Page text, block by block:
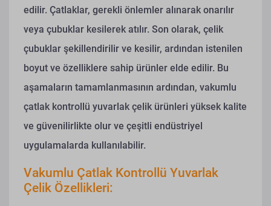
edilir. Çatlaklar, gerekli önlemler alınarak onarılır
veya çubuklar kesilerek atılır. Son olarak, çelik
çubuklar şekillendirilir ve kesilir, ardından istenilen
boyut ve özelliklere sahip ürünler elde edilir. Bu
aşamaların tamamlanmasının ardından, vakumlu
çatlak kontrollü yuvarlak çelik ürünleri yüksek kalite
ve güvenilirlikte olur ve çeşitli endüstriyel
uygulamalarda kullanılabilir.
Vakumlu Çatlak Kontrollü Yuvarlak
Çelik Özellikleri: